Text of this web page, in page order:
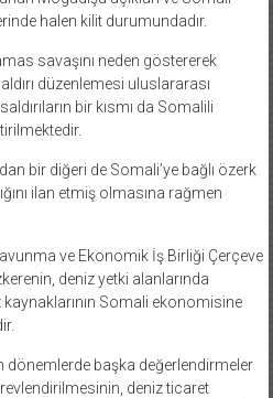
halen kilit durumundadır.
savaşını neden göstererek
düzenlemesi uluslararası
bir kısmı da Somalili
bir diğeri de Somali’ye bağlı özerk
ilan etmiş olmasına rağmen
ve Ekonomik İş Birliği Çerçeve
deniz yetki alanlarında
Somali ekonomisine
dönemlerde başka değerlendirmeler
deniz ticaret